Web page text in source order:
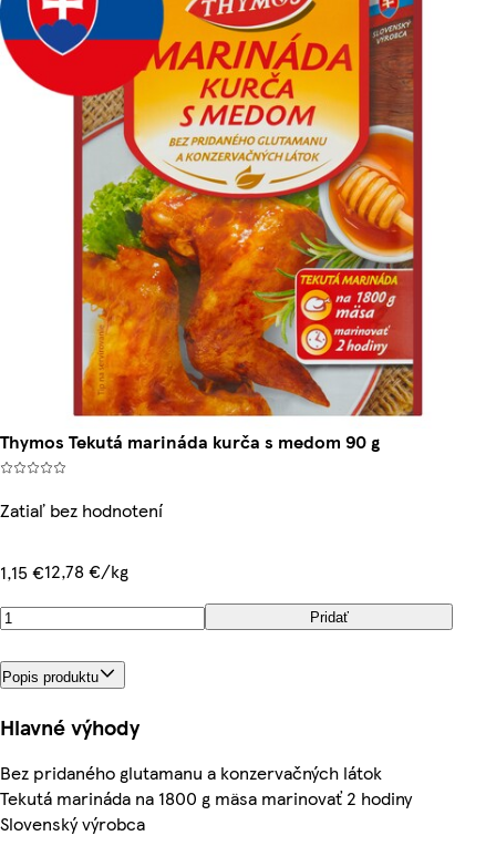
Thymos Tekutá marináda kurča s medom 90 g
Zatiaľ bez hodnotení
1,15 €12,78 €/kg
Pridať
Popis produktu
Hlavné výhody
Bez pridaného glutamanu a konzervačných látok
Tekutá marináda na 1800 g mäsa marinovať 2 hodiny
Slovenský výrobca